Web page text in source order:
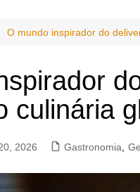
O mundo inspirador do
culinária
2026 Gastronomia